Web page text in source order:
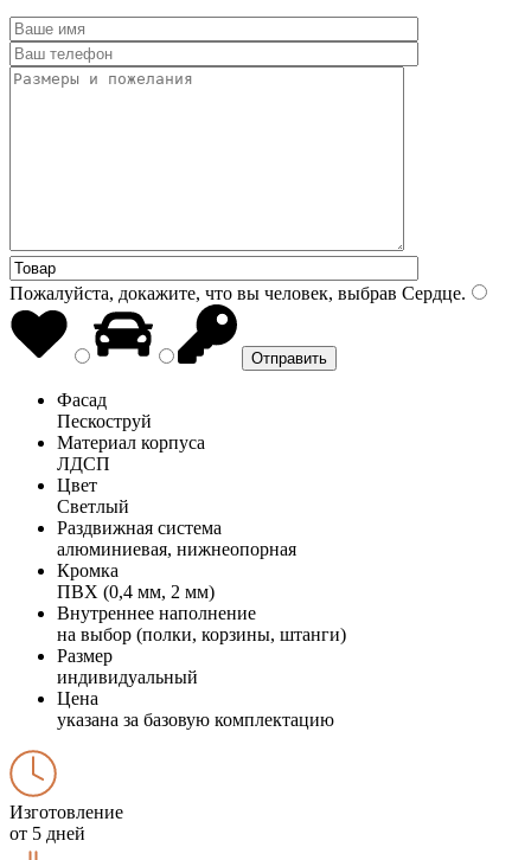
Пожалуйста, докажите, что вы человек, выбрав Сердце.
Фасад
Пескоструй
Материал корпуса
ЛДСП
Цвет
Светлый
Раздвижная система
алюминиевая, нижнеопорная
Кромка
ПВХ (0,4 мм, 2 мм)
Внутреннее наполнение
на выбор (полки, корзины, штанги)
Размер
индивидуальный
Цена
указана за базовую комплектацию
Изготовление
от 5 дней